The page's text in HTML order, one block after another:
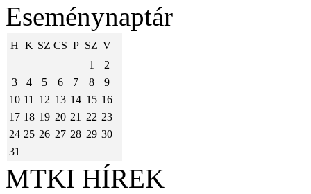
Eseménynaptár
H K SZ CS P SZ V
1
2
3
4 5 6 7 8
9
10 11 12 13 14 15 16
17 18 19 20 21 22 23
24 25 26 27 28 29 30
31
MTKI HÍREK